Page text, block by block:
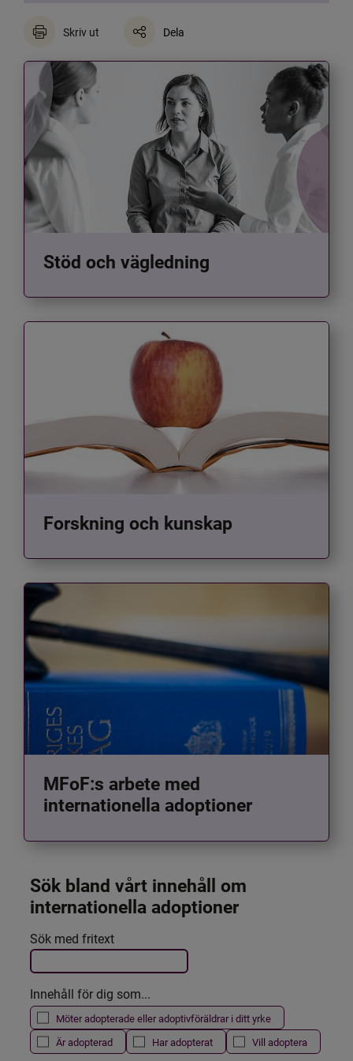
Skriv ut Dela
Stöd och vägledning
Forskning och kunskap
MFoF:s arbete med
internationella adoptioner
Sök bland vårt innehåll om
internationella adoptioner
Filtrera resultatet
Det här formuläret postas automatiskt
Sök med fritext
Innehåll för dig som...
Möter adopterade eller adoptivföräldrar i ditt yrke
Är adopterad
Har adopterat Vill adoptera